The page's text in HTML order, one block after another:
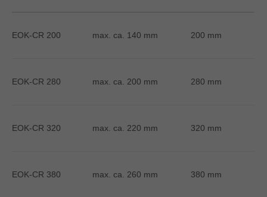
EOK-CR 200 max. ca. 140 mm 200 mm
EOK-CR 280 max. ca. 200 mm 280 mm
EOK-CR 320 max. ca. 220 mm 320 mm
EOK-CR 380 max. ca. 260 mm 380 mm